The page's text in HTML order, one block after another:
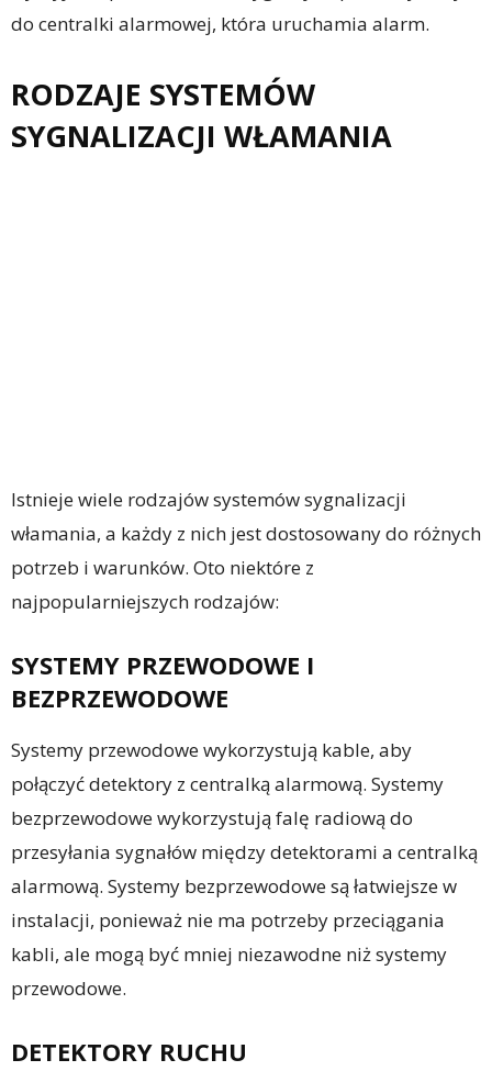
do centralki alarmowej, która uruchamia alarm.
RODZAJE SYSTEMÓW
SYGNALIZACJI WŁAMANIA
Istnieje wiele rodzajów systemów sygnalizacji
włamania, a każdy z nich jest dostosowany do różnych
potrzeb i warunków. Oto niektóre z
najpopularniejszych rodzajów:
SYSTEMY PRZEWODOWE I
BEZPRZEWODOWE
Systemy przewodowe wykorzystują kable, aby
połączyć detektory z centralką alarmową. Systemy
bezprzewodowe wykorzystują falę radiową do
przesyłania sygnałów między detektorami a centralką
alarmową. Systemy bezprzewodowe są łatwiejsze w
instalacji, ponieważ nie ma potrzeby przeciągania
kabli, ale mogą być mniej niezawodne niż systemy
przewodowe.
DETEKTORY RUCHU